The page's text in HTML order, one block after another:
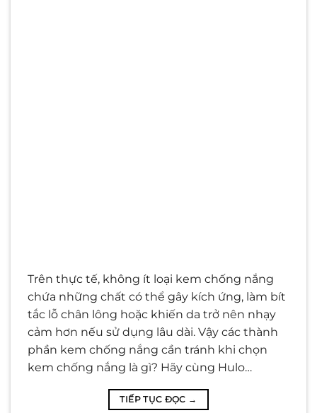
Trên thực tế, không ít loại kem chống nắng
chứa những chất có thể gây kích ứng, làm bít
tắc lỗ chân lông hoặc khiến da trở nên nhạy
cảm hơn nếu sử dụng lâu dài. Vậy các thành
phần kem chống nắng cần tránh khi chọn
kem chống nắng là gì? Hãy cùng Hulo…
TIẾP TỤC ĐỌC →